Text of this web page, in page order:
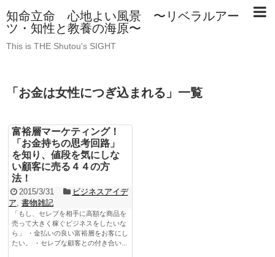
知命立命 心地よい風景 〜リベラルアー
ツ・知性と教養の海原〜
This is THE Shutou's SIGHT
「 お金は女性につぎ込まれる 」 一覧
富裕層マーケティング！
「お金持ちの思考回路」
を知り、値段を気にしな
い顧客に売る４４の方
法！
2015/3/31
ビジネスアイデ
ア 書物雑記
「もし、セレブを相手に高額な商品を
売って大きく稼ぐビジネスをしたいな
ら」 ・金払いの良い富裕層をお客にし
たい。 ・セレブな顧客との付き合い...